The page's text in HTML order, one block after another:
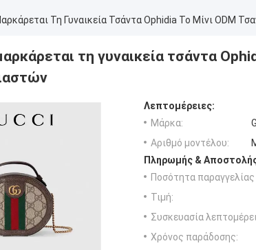
Τη Γυναικεία Τσάντα Ophidia Το Μίνι ODM
τη γυναικεία τσάντα
Λεπτομέρειες:
Μάρκα:
Αριθμό μοντέλου:
Πληρωμής &
Ποσότητα
Τιμή:
Συσκευασία
Χρόνος παράδοσης: